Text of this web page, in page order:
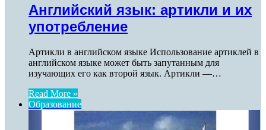
Английский язык: артикли и их
употребление
Артикли в английском языке Использование артиклей в
английском языке может быть запутанным для
изучающих его как второй язык. Артикли —…
Read More »
Образование